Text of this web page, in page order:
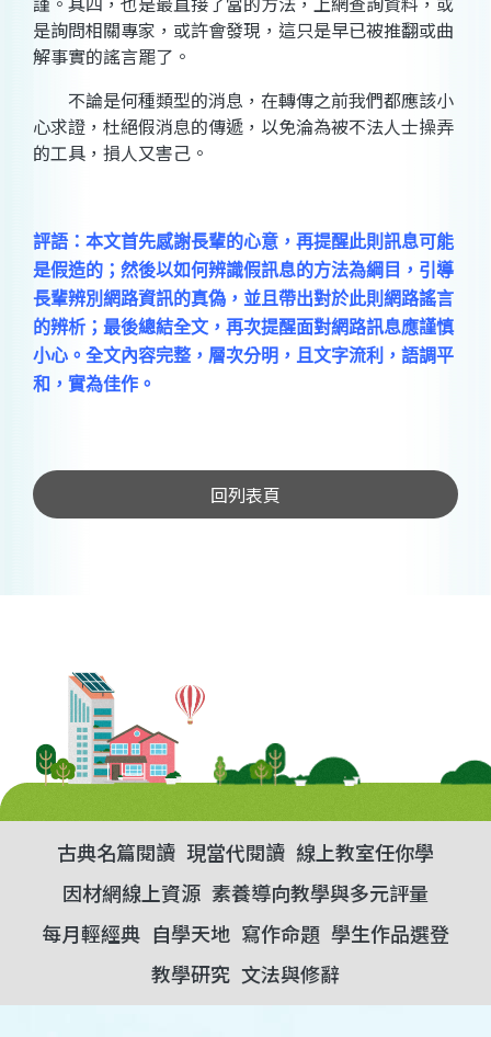
是詢問相關專家，或許會發現，這只是早已被推翻或曲
解事實的謠言罷了。
不論是何種類型的消息，在轉傳之前我們都應該小
心求證，杜絕假消息的傳遞，以免淪為被不法人士操弄
的工具，損人又害己。
評語：本文首先感謝長輩的心意，再提醒此則訊息可能
是假造的；然後以如何辨識假訊息的方法為綱目，引導
長輩辨別網路資訊的真偽，並且帶出對於此則網路謠言
的辨析；最後總結全文，再次提醒面對網路訊息應謹慎
小心。全文內容完整，層次分明，且文字流利，語調平
和，實為佳作。
回列表頁
古典名篇閱讀 現當代閱讀 線上教室任你學
因材網線上資源 素養導向教學與多元評量
每月輕經典 自學天地 寫作命題 學生作品選登
教學研究 文法與修辭